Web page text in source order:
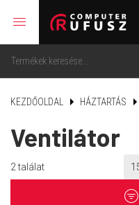
menu
KEZDŐOLDAL HÁZTARTÁS
Ventilátor
2 találat
filter